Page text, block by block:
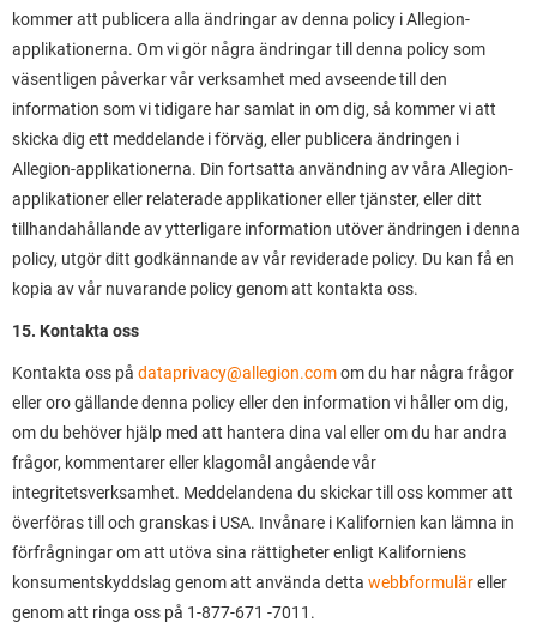
kommer att publicera alla ändringar av denna policy i Allegion-
applikationerna. Om vi gör några ändringar till denna policy som
väsentligen påverkar vår verksamhet med avseende till den
information som vi tidigare har samlat in om dig, så kommer vi att
skicka dig ett meddelande i förväg, eller publicera ändringen i
Allegion-applikationerna. Din fortsatta användning av våra Allegion-
applikationer eller relaterade applikationer eller tjänster, eller ditt
tillhandahållande av ytterligare information utöver ändringen i denna
policy, utgör ditt godkännande av vår reviderade policy. Du kan få en
kopia av vår nuvarande policy genom att kontakta oss.
15. Kontakta oss
Kontakta oss på dataprivacy@allegion.comom du har några frågor
eller oro gällande denna policy eller den information vi håller om dig,
om du behöver hjälp med att hantera dina val eller om du har andra
frågor, kommentarer eller klagomål angående vår
integritetsverksamhet. Meddelandena du skickar till oss kommer att
överföras till och granskas i USA. Invånare i Kalifornien kan lämna in
förfrågningar om att utöva sina rättigheter enligt Kaliforniens
konsumentskyddslag genom att använda detta webbformuläreller
genom att ringa oss på 1-877-671 -7011.